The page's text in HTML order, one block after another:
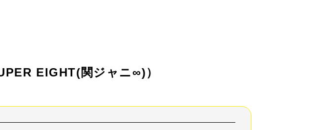
EIGHT(関ジャニ∞)）